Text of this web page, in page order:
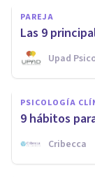
PAREJA
Las 9
Upad
PSICOLOGÍA
9 hábitos
Cribecca